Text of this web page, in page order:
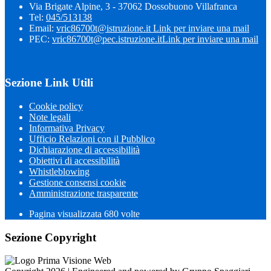
Via Brigate Alpine, 3 - 37062 Dossobuono Villafranca
Tel: 045/513138
Email: vric86700t@istruzione.it Link per inviare una mail
PEC: vric86700t@pec.istruzione.itLink per inviare una mail
Sezione Link Utili
Cookie policy
Note legali
Informativa Privacy
Ufficio Relazioni con il Pubblico
Dichiarazione di accessibilità
Obiettivi di accessibilità
Whistleblowing
Gestione consensi cookie
Amministrazione trasparente
Pagina visualizzata 680 volte
Sezione Copyright